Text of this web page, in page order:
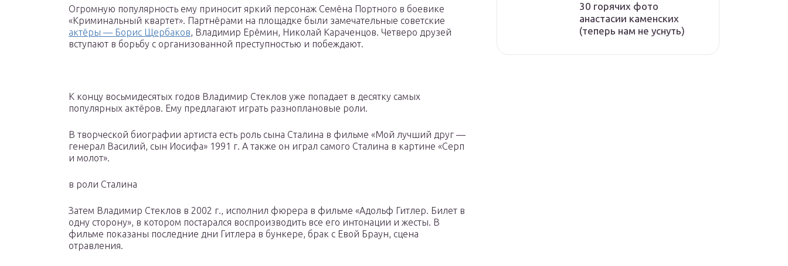
Огромную популярность ему приносит яркий персонаж Семёна Портного в боевике
«Криминальный квартет». Партнёрами на площадке были замечательные советские
актёры — Борис Щербаков, Владимир Ерёмин, Николай Караченцов. Четверо друзей
вступают в борьбу с организованной преступностью и побеждают.
К концу восьмидесятых годов Владимир Стеклов уже попадает в десятку самых
популярных актёров. Ему предлагают играть разноплановые роли.
В творческой биографии артиста есть роль сына Сталина в фильме «Мой лучший друг —
генерал Василий, сын Иосифа» 1991 г. А также он играл самого Сталина в картине «Серп
и молот».
в роли Сталина
Затем Владимир Стеклов в 2002 г., исполнил фюрера в фильме «Адольф Гитлер. Билет в
одну сторону», в котором постарался воспроизводить все его интонации и жесты. В
фильме показаны последние дни Гитлера в бункере, брак с Евой Браун, сцена
отравления.
30 горячих фото
анастасии каменских
(теперь нам не уснуть)